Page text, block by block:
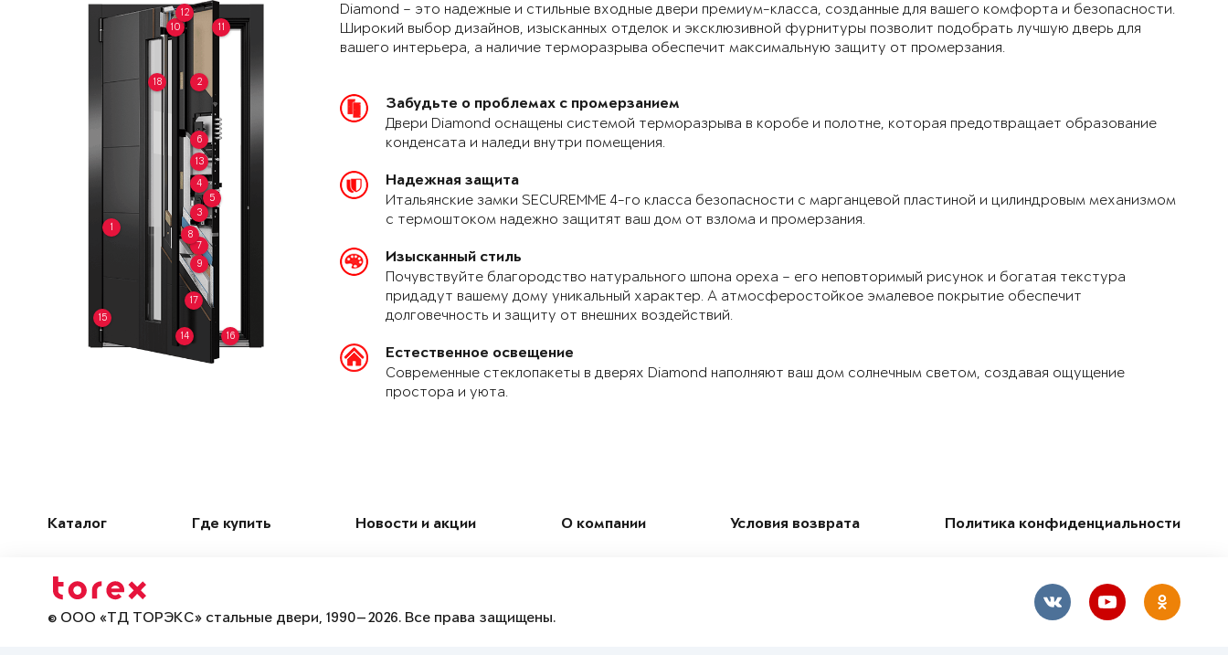
1
2
3
4
5
6
7
8
9
10 11
12
13
14
15
16
17
18
Diamond – это надежные и стильные входные двери премиум-класса, созданные для вашего комфорта и безопасности.
Широкий выбор дизайнов, изысканных отделок и эксклюзивной фурнитуры позволит подобрать лучшую дверь для
вашего интерьера, а наличие терморазрыва обеспечит максимальную защиту от промерзания.
Забудьте о проблемах с промерзанием
Двери Diamond оснащены системой терморазрыва в коробе и полотне, которая предотвращает образование
конденсата и наледи внутри помещения.
Надежная защита
Итальянские замки SECUREMME 4-го класса безопасности с марганцевой пластиной и цилиндровым механизмом
с термоштоком надежно защитят ваш дом от взлома и промерзания.
Изысканный стиль
Почувствуйте благородство натурального шпона ореха – его неповторимый рисунок и богатая текстура
придадут вашему дому уникальный характер. А атмосферостойкое эмалевое покрытие обеспечит
долговечность и защиту от внешних воздействий.
Естественное освещение
Современные стеклопакеты в дверях Diamond наполняют ваш дом солнечным светом, создавая ощущение
простора и уюта.
Каталог Где купить Новости и акции О компании Условия возврата Политика конфиденциальности
© ООО «ТД ТОРЭКС» стальные двери, 1990—2026. Все права защищены.